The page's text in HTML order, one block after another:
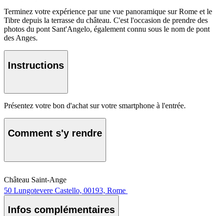
Terminez votre expérience par une vue panoramique sur Rome et le
Tibre depuis la terrasse du château. C'est l'occasion de prendre des
photos du pont Sant'Angelo, également connu sous le nom de pont
des Anges.
Instructions
Présentez votre bon d'achat sur votre smartphone à l'entrée.
Comment s'y rendre
Château Saint-Ange
50 Lungotevere Castello, 00193, Rome
Infos complémentaires